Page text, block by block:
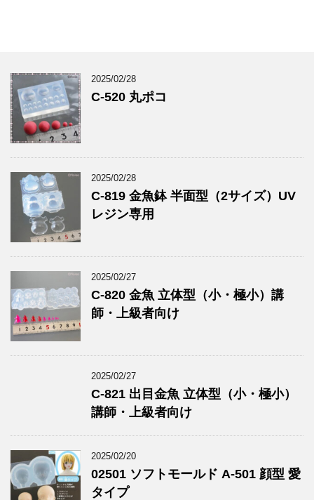
2025/02/28
C-520 丸ポコ
2025/02/28
C-819 金魚鉢 半面型（2サイズ）UV
レジン専用
2025/02/27
C-820 金魚 立体型（小・極小）講
師・上級者向け
2025/02/27
C-821 出目金魚 立体型（小・極小）
講師・上級者向け
2025/02/20
02501 ソフトモールド A-501 顔型 愛
タイプ